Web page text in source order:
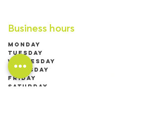
Business hours
Monday
Tuesday
Wednesday
Thursday
Friday
Saturday